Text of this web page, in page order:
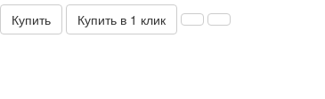
Купить
Купить в 1 клик